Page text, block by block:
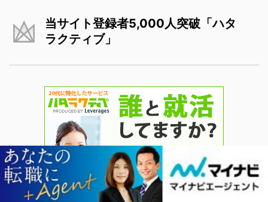
当サイト登録者5,000人突破「ハタ
ラクティブ」